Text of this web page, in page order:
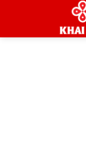
content